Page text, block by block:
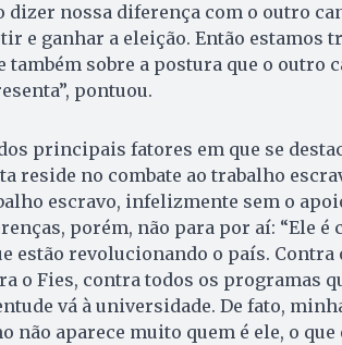
nossa diferença com o outro
e ganhar a eleição. Então estamos
também sobre a postura que o outro
pontuou.
principais fatores em que se
reside no combate ao trabalho
escravo, infelizmente sem o
porém, não para por aí: “Ele é
estão revolucionando o país. Contra
o Fies, contra todos os programas
vá à universidade. De fato,
não aparece muito quem é ele, o que